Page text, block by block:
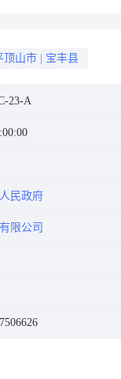
顶山市 宝丰县
23-A
民政府
限公司